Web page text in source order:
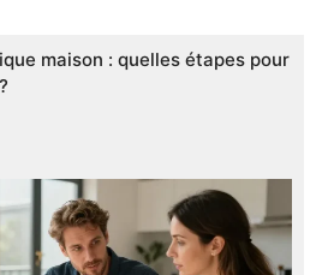
maison : quelles étapes pour